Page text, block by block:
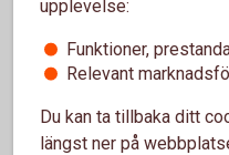
om du skulle avlida
Individuell
upplevelse:
Funktioner,
Relevant
Du kan ta tillbaka ditt
längst ner på